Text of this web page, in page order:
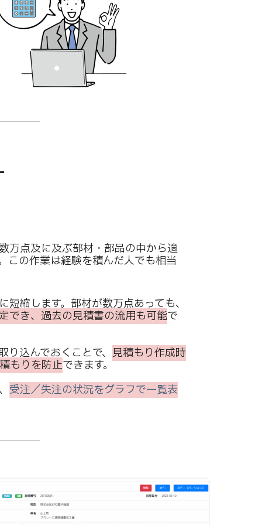
万点及に及ぶ部材・部品の中から適
この作業は経験を積んだ人でも相当
縮します。 部材が数万点あっても、
でき、過去の見積書の流用も可能で
込んでおくことで、 見積もり作成時
もりを防止できます。
受注／失注の状況をグラフで一覧表